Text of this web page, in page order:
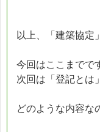
以上、「建築協定
今回はここまでで
次回は「登記とは
どのような内容な